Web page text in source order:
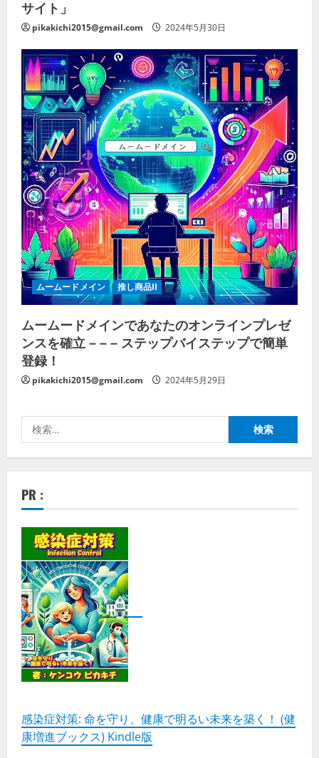
サイト」
pikakichi2015@gmail.com 2024年5月30日
ムームードメイン 推し商品II
ムームードメインであなたのオンラインプレゼ
ンスを確立 – – – ステップバイステップで簡単
登録！
pikakichi2015@gmail.com 2024年5月29日
索:
PR :
感染症対策: 命を守り、健康で明るい未来を築く！ (健
康増進ブックス) Kindle版